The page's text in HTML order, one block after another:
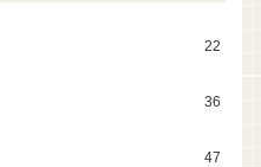
22
36
47